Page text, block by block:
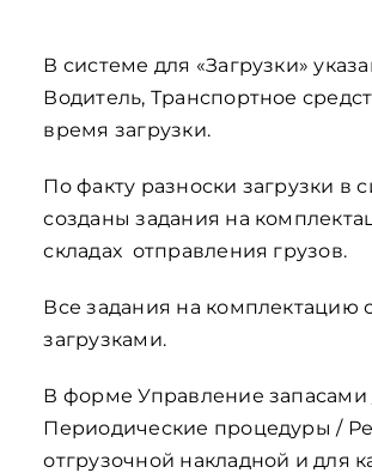
В системе для «Загрузки»
Водитель, Транспортное
время загрузки.
По факту разноски загрузки в
созданы задания на
складах отправления грузов.
Все задания на комплектацию
загрузками.
В форме Управление запасами
Периодические процедуры /
отгрузочной накладной и для